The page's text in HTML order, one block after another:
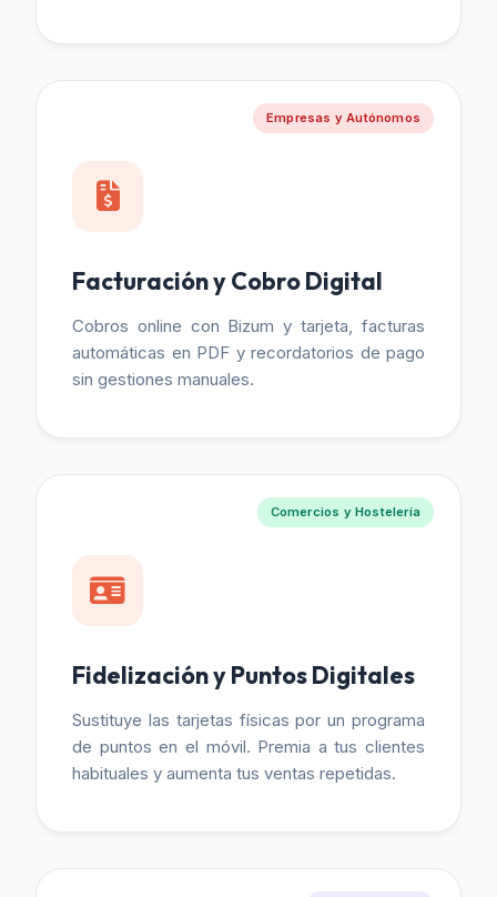
Empresas y Autónomos
Facturación y Cobro Digital
Cobros online con Bizum y tarjeta, facturas
automáticas en PDF y recordatorios de pago
sin gestiones manuales.
Comercios y Hostelería
Fidelización y Puntos Digitales
Sustituye las tarjetas físicas por un programa
de puntos en el móvil. Premia a tus clientes
habituales y aumenta tus ventas repetidas.